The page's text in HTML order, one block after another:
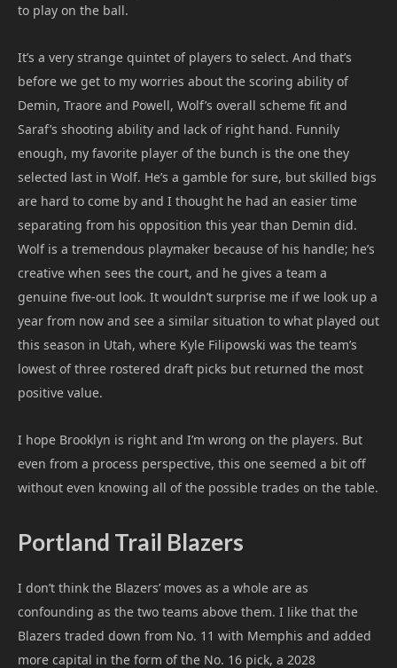
to play on the ball.
It’s a very strange quintet of players to select. And that’s
before we get to my worries about the scoring ability of
Demin, Traore and Powell, Wolf’s overall scheme fit and
Saraf’s shooting ability and lack of right hand. Funnily
enough, my favorite player of the bunch is the one they
selected last in Wolf. He’s a gamble for sure, but skilled bigs
are hard to come by and I thought he had an easier time
separating from his opposition this year than Demin did.
Wolf is a tremendous playmaker because of his handle; he’s
creative when sees the court, and he gives a team a
genuine five-out look. It wouldn’t surprise me if we look up a
year from now and see a similar situation to what played out
this season in Utah, where Kyle Filipowski was the team’s
lowest of three rostered draft picks but returned the most
positive value.
I hope Brooklyn is right and I’m wrong on the players. But
even from a process perspective, this one seemed a bit off
without even knowing all of the possible trades on the table.
Portland Trail Blazers
I don’t think the Blazers’ moves as a whole are as
confounding as the two teams above them. I like that the
Blazers traded down from No. 11 with Memphis and added
more capital in the form of the No. 16 pick, a 2028